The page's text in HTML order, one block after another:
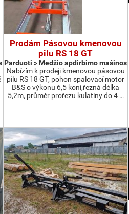
Prodám Pásovou kmenovou
pilu RS 18 GT
Parduoti > Medžio apdirbimo mašinos
Nabízím k prodeji kmenovou pásovou
pilu RS 18 GT, pohon spalovací motor
B&S o výkonu 6,5 koní,řezná délka
5,2m, průměr prořezu kulatiny do 4 …